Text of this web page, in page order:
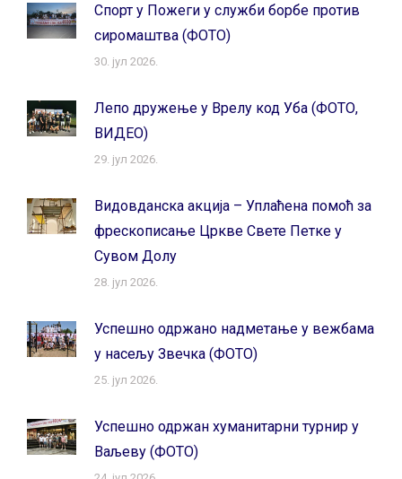
Спорт у Пожеги у служби борбе против
сиромаштва (ФОТО)
30. јул 2026.
Лепо дружење у Врелу код Уба (ФОТО,
ВИДЕО)
29. јул 2026.
Видовданска акција – Уплаћена помоћ за
фрескописање Цркве Свете Петке у
Сувом Долу
28. јул 2026.
Успешно одржано надметање у вежбама
у насељу Звечка (ФОТО)
25. јул 2026.
Успешно одржан хуманитарни турнир у
Ваљеву (ФОТО)